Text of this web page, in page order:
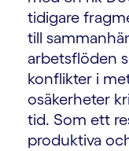
tidigare
till
arbetsflöden
konflikter i
osäkerheter
tid. Som ett
produktiva